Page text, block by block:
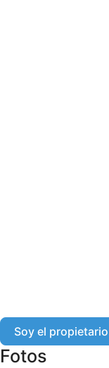
Soy el propietario
Fotos